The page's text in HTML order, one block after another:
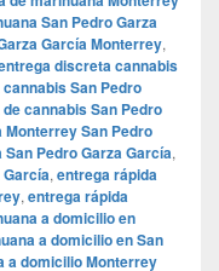
San Pedro Garza
García Monterrey,
discreta cannabis
San Pedro
cannabis San Pedro
San Pedro
Pedro Garza García,
García, entrega rápida
, entrega rápida
a domicilio en
a domicilio en San
a domicilio Monterrey